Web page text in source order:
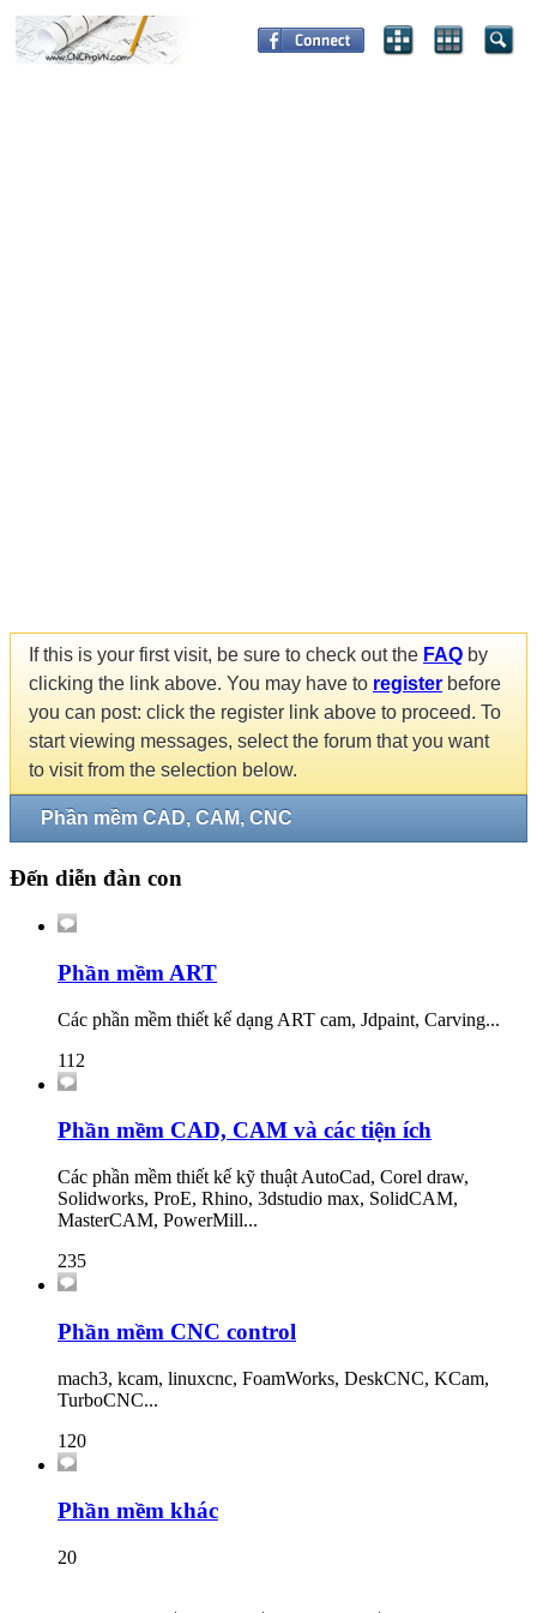
If this is your first visit, be sure to check out the FAQ by
clicking the link above. You may have to register before
you can post: click the register link above to proceed. To
start viewing messages, select the forum that you want
to visit from the selection below.
Phần mềm CAD, CAM, CNC
Đến diễn đàn con
Phần mềm ART
Các phần mềm thiết kế dạng ART cam, Jdpaint, Carving...
112
Phần mềm CAD, CAM và các tiện ích
Các phần mềm thiết kế kỹ thuật AutoCad, Corel draw,
Solidworks, ProE, Rhino, 3dstudio max, SolidCAM,
MasterCAM, PowerMill...
235
Phần mềm CNC control
mach3, kcam, linuxcnc, FoamWorks, DeskCNC, KCam,
TurboCNC...
120
Phần mềm khác
20